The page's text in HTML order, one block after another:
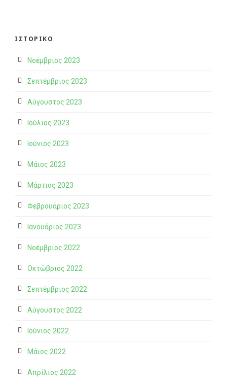
ΙΣΤΟΡΙΚΌ
Νοέμβριος 2023
Σεπτέμβριος 2023
Αύγουστος 2023
Ιούλιος 2023
Ιούνιος 2023
Μάιος 2023
Μάρτιος 2023
Φεβρουάριος 2023
Ιανουάριος 2023
Νοέμβριος 2022
Οκτώβριος 2022
Σεπτέμβριος 2022
Αύγουστος 2022
Ιούνιος 2022
Μάιος 2022
Απρίλιος 2022